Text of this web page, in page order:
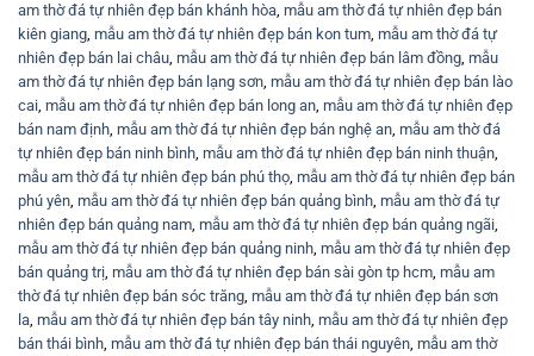
am thờ đá tự nhiên đẹp bán khánh hòa, mẫu am thờ đá tự nhiên đẹp bán
kiên giang, mẫu am thờ đá tự nhiên đẹp bán kon tum, mẫu am thờ đá tự
nhiên đẹp bán lai châu, mẫu am thờ đá tự nhiên đẹp bán lâm đồng, mẫu
am thờ đá tự nhiên đẹp bán lạng sơn, mẫu am thờ đá tự nhiên đẹp bán lào
cai, mẫu am thờ đá tự nhiên đẹp bán long an, mẫu am thờ đá tự nhiên đẹp
bán nam định, mẫu am thờ đá tự nhiên đẹp bán nghệ an, mẫu am thờ đá
tự nhiên đẹp bán ninh bình, mẫu am thờ đá tự nhiên đẹp bán ninh thuận,
mẫu am thờ đá tự nhiên đẹp bán phú thọ, mẫu am thờ đá tự nhiên đẹp bán
phú yên, mẫu am thờ đá tự nhiên đẹp bán quảng bình, mẫu am thờ đá tự
nhiên đẹp bán quảng nam, mẫu am thờ đá tự nhiên đẹp bán quảng ngãi,
mẫu am thờ đá tự nhiên đẹp bán quảng ninh, mẫu am thờ đá tự nhiên đẹp
bán quảng trị, mẫu am thờ đá tự nhiên đẹp bán sài gòn tp hcm, mẫu am
thờ đá tự nhiên đẹp bán sóc trăng, mẫu am thờ đá tự nhiên đẹp bán sơn
la, mẫu am thờ đá tự nhiên đẹp bán tây ninh, mẫu am thờ đá tự nhiên đẹp
bán thái bình, mẫu am thờ đá tự nhiên đẹp bán thái nguyên, mẫu am thờ